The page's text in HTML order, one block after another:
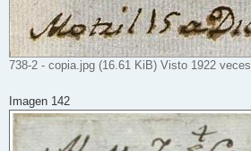
738-2 - copia.jpg (16.61 KiB) Visto 1922 veces
Imagen 142